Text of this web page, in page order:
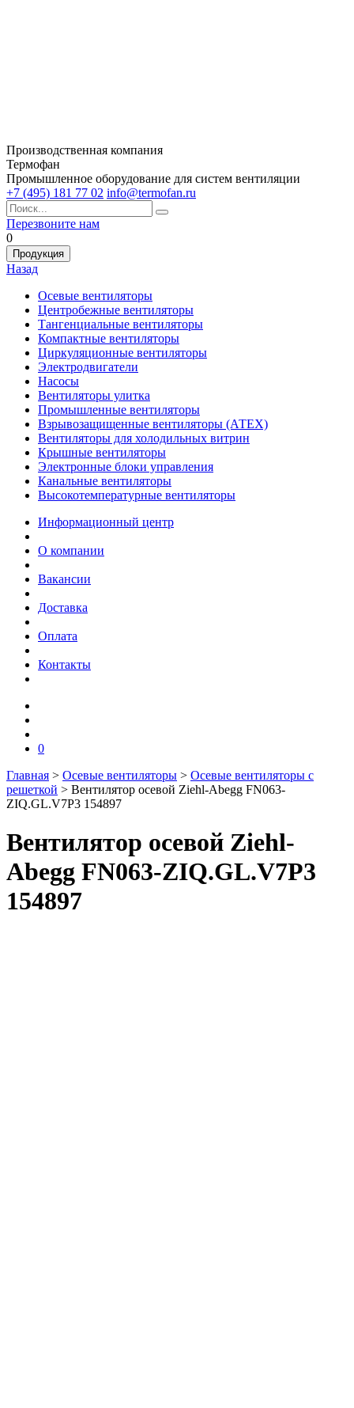
Производственная компания
Термофан
Промышленное оборудование для систем вентиляции
+7 (495) 181 77 02 info@termofan.ru
Перезвоните нам
0
Продукция
Назад
Осевые вентиляторы
Центробежные вентиляторы
Тангенциальные вентиляторы
Компактные вентиляторы
Циркуляционные вентиляторы
Электродвигатели
Насосы
Вентиляторы улитка
Промышленные вентиляторы
Взрывозащищенные вентиляторы (АТЕХ)
Вентиляторы для холодильных витрин
Крышные вентиляторы
Электронные блоки управления
Канальные вентиляторы
Высокотемпературные вентиляторы
Информационный центр
О компании
Вакансии
Доставка
Оплата
Контакты
0
Главная > Осевые вентиляторы > Осевые вентиляторы с
решеткой > Вентилятор осевой Ziehl-Abegg FN063-
ZIQ.GL.V7P3 154897
Вентилятор осевой Ziehl-
Abegg FN063-ZIQ.GL.V7P3
154897